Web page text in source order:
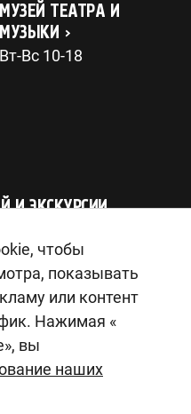
МУЗЕЙ ТЕАТРА И
МУЗЫКИ
Вт-Вс 10-18
И ЭКСКУРСИИ
СЕТЯХ
чтобы
показывать
или контент
Нажимая «
вы
наших